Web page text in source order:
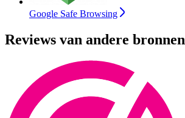
Google Safe Browsing
Reviews van andere bronnen